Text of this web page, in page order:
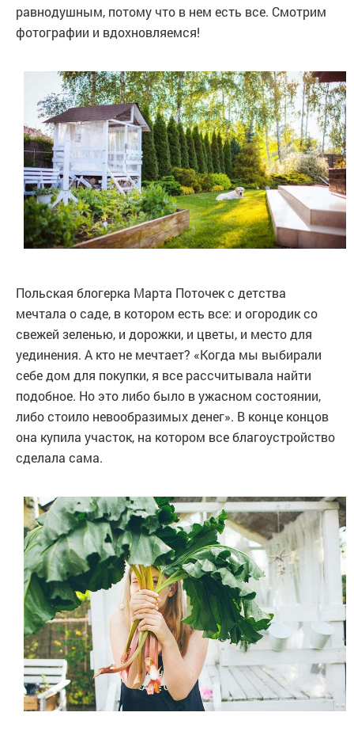
равнодушным, потому что в нем есть все. Смотрим
фотографии и вдохновляемся!
Польская блогерка Марта Поточек с детства
мечтала о саде, в котором есть все: и огородик со
свежей зеленью, и дорожки, и цветы, и место для
уединения. А кто не мечтает? «Когда мы выбирали
себе дом для покупки, я все рассчитывала найти
подобное. Но это либо было в ужасном состоянии,
либо стоило невообразимых денег». В конце концов
она купила участок, на котором все благоустройство
сделала сама.